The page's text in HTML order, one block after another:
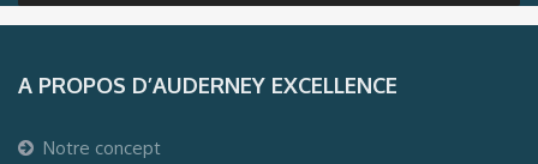
A PROPOS D’AUDERNEY EXCELLENCE
Notre concept